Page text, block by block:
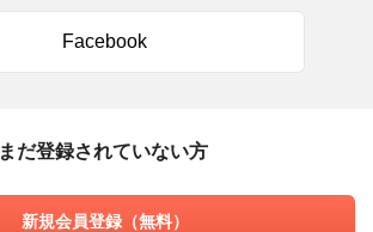
Facebook
まだ登録されていない方
新規会員登録（無料）